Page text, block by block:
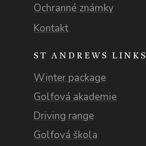
Ochranné známky
Kontakt
ST ANDREWS LINKS
Winter package
Golfová akademie
Driving range
Golfová škola